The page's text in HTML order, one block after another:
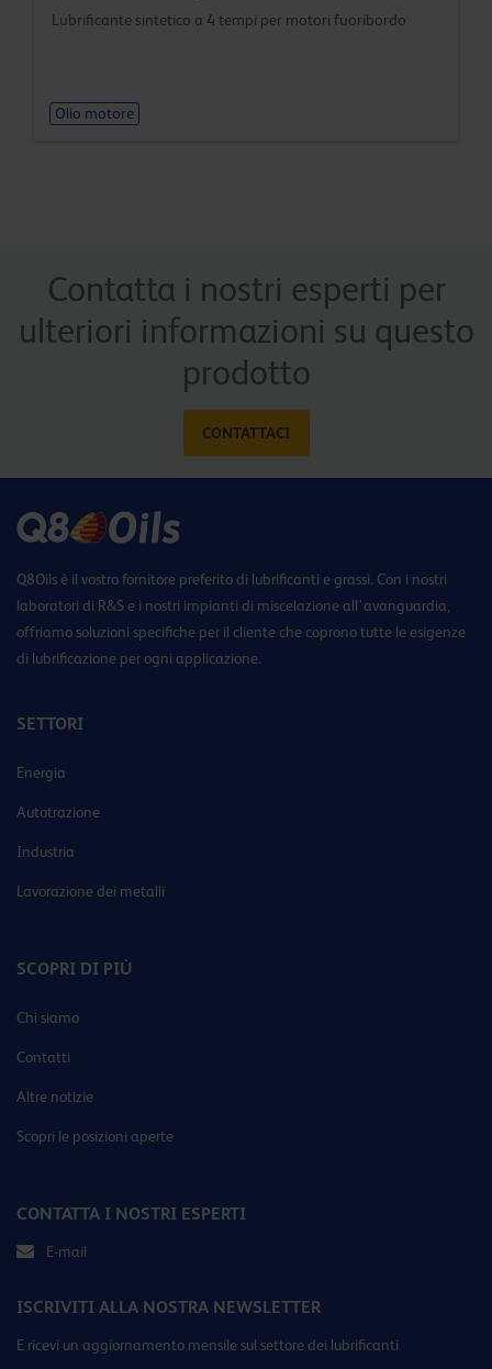
Lubrificante sintetico a 4 tempi per motori fuoribordo
Olio motore
Contatta i nostri esperti per
ulteriori informazioni su questo
prodotto
CONTATTACI
Q8Oils è il vostro fornitore preferito di lubrificanti e grassi. Con i nostri
laboratori di R&S e i nostri impianti di miscelazione all’avanguardia,
offriamo soluzioni specifiche per il cliente che coprono tutte le esigenze
di lubrificazione per ogni applicazione.
SETTORI
Energia
Autotrazione
Industria
Lavorazione dei metalli
SCOPRI DI PIÙ
Chi siamo
Contatti
Altre notizie
Scopri le posizioni aperte
CONTATTA I NOSTRI ESPERTI
E-mail
ISCRIVITI ALLA NOSTRA NEWSLETTER
E ricevi un aggiornamento mensile sul settore dei lubrificanti